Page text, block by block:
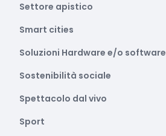
Settore apistico
Smart cities
Soluzioni Hardware e/o software
Sostenibilità sociale
Spettacolo dal vivo
Sport